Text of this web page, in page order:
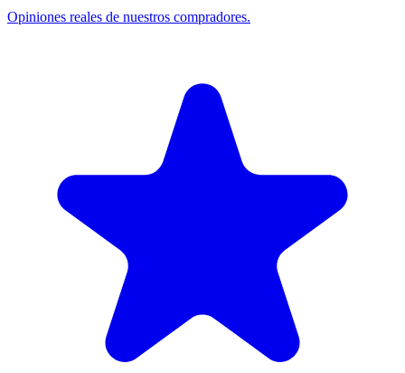
Opiniones reales de nuestros compradores.